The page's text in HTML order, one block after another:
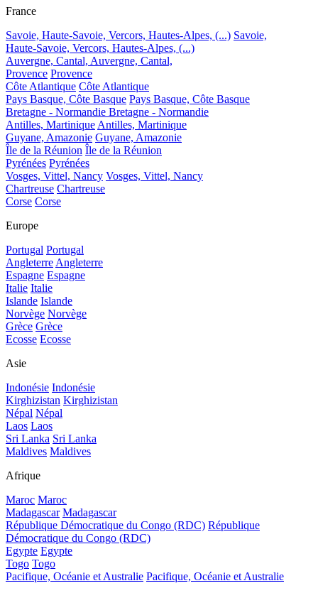
France
Savoie, Haute-Savoie, Vercors, Hautes-Alpes, (...) Savoie,
Haute-Savoie, Vercors, Hautes-Alpes, (...)
Auvergne, Cantal, Auvergne, Cantal,
Provence Provence
Côte Atlantique Côte Atlantique
Pays Basque, Côte Basque Pays Basque, Côte Basque
Bretagne - Normandie Bretagne - Normandie
Antilles, Martinique Antilles, Martinique
Guyane, Amazonie Guyane, Amazonie
Île de la Réunion Île de la Réunion
Pyrénées Pyrénées
Vosges, Vittel, Nancy Vosges, Vittel, Nancy
Chartreuse Chartreuse
Corse Corse
Europe
Portugal Portugal
Angleterre Angleterre
Espagne Espagne
Italie Italie
Islande Islande
Norvège Norvège
Grèce Grèce
Ecosse Ecosse
Asie
Indonésie Indonésie
Kirghizistan Kirghizistan
Népal Népal
Laos Laos
Sri Lanka Sri Lanka
Maldives Maldives
Afrique
Maroc Maroc
Madagascar Madagascar
République Démocratique du Congo (RDC) République
Démocratique du Congo (RDC)
Egypte Egypte
Togo Togo
Pacifique, Océanie et Australie Pacifique, Océanie et Australie